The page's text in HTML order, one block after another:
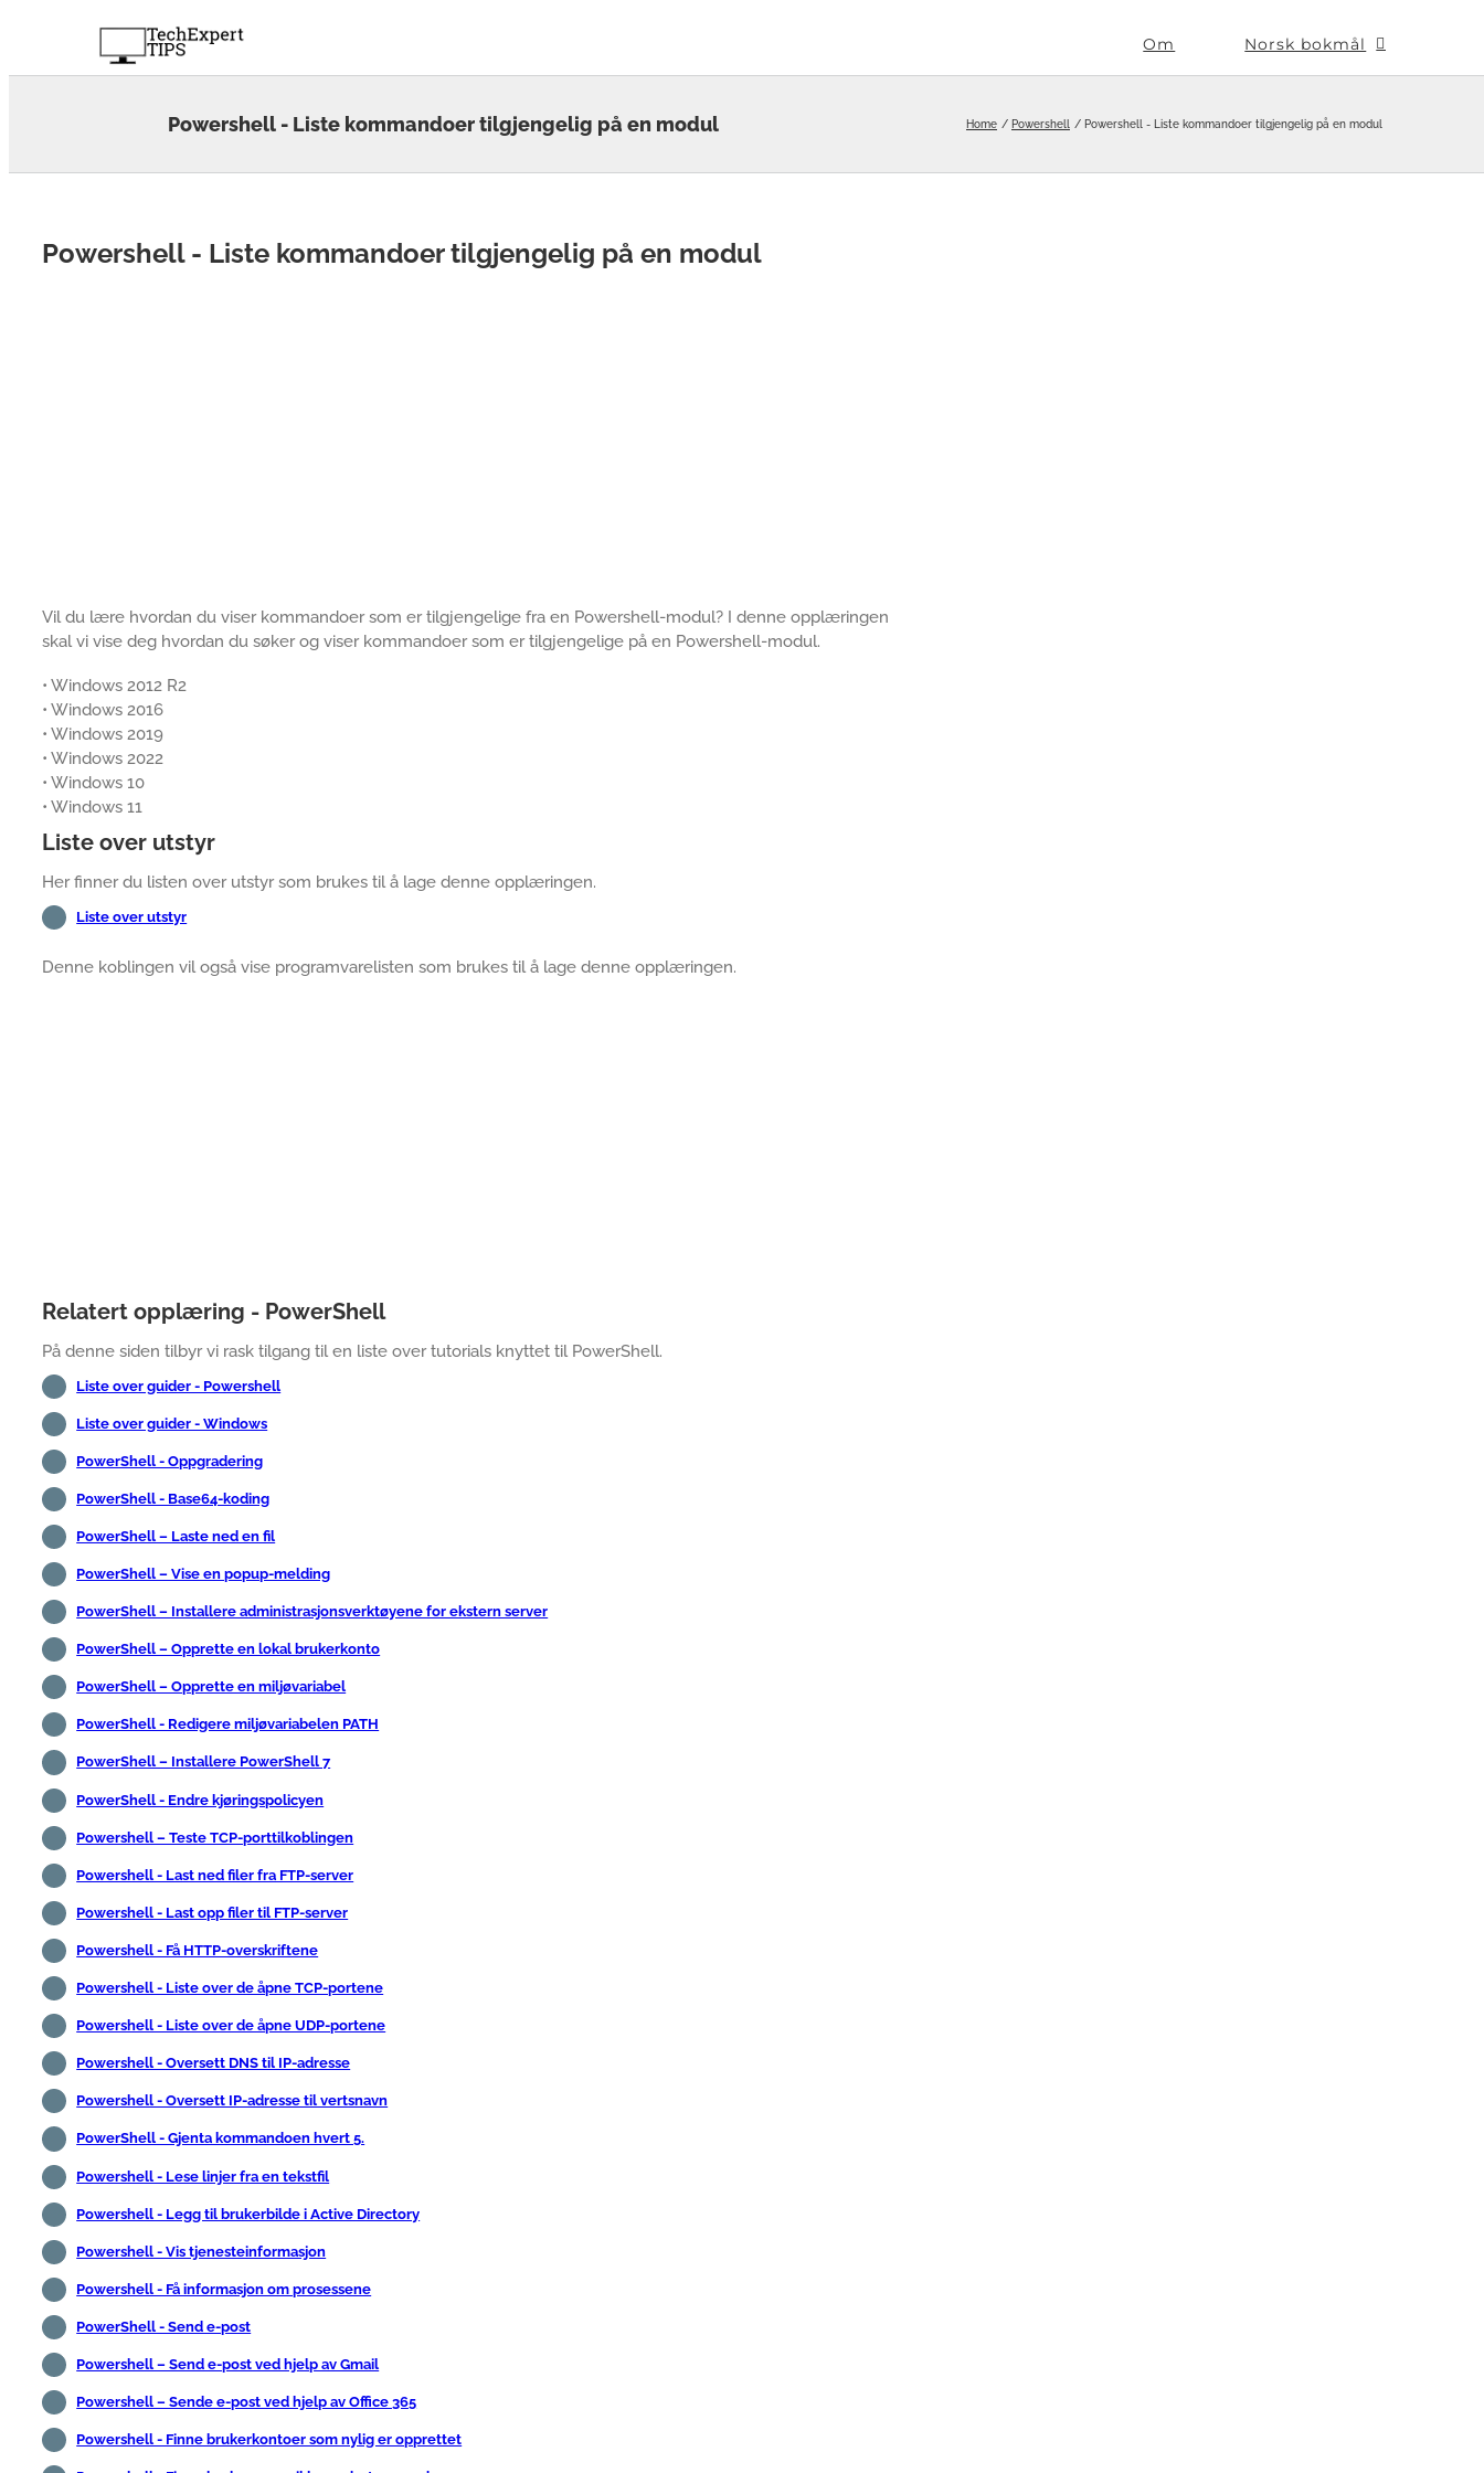
Om Norsk bokmål
Powershell - Liste kommandoer tilgjengelig på en modul Home Powershell Powershell - Liste kommandoer tilgjengelig på en modul
Powershell - Liste kommandoer tilgjengelig på en modul
Vil du lære hvordan du viser kommandoer som er tilgjengelige fra en Powershell-modul? I denne opplæringen
skal vi vise deg hvordan du søker og viser kommandoer som er tilgjengelige på en Powershell-modul.
• Windows 2012 R2
• Windows 2016
• Windows 2019
• Windows 2022
• Windows 10
• Windows 11
Liste over utstyr
Her finner du listen over utstyr som brukes til å lage denne opplæringen.
Liste over utstyr
Denne koblingen vil også vise programvarelisten som brukes til å lage denne opplæringen.
Relatert opplæring - PowerShell
På denne siden tilbyr vi rask tilgang til en liste over tutorials knyttet til PowerShell.
Liste over guider - Powershell
Liste over guider - Windows
PowerShell - Oppgradering
PowerShell - Base64-koding
PowerShell – Laste ned en fil
PowerShell – Vise en popup-melding
PowerShell – Installere administrasjonsverktøyene for ekstern server
PowerShell – Opprette en lokal brukerkonto
PowerShell – Opprette en miljøvariabel
PowerShell - Redigere miljøvariabelen PATH
PowerShell – Installere PowerShell 7
PowerShell - Endre kjøringspolicyen
Powershell – Teste TCP-porttilkoblingen
Powershell - Last ned filer fra FTP-server
Powershell - Last opp filer til FTP-server
Powershell - Få HTTP-overskriftene
Powershell - Liste over de åpne TCP-portene
Powershell - Liste over de åpne UDP-portene
Powershell - Oversett DNS til IP-adresse
Powershell - Oversett IP-adresse til vertsnavn
PowerShell - Gjenta kommandoen hvert 5.
Powershell - Lese linjer fra en tekstfil
Powershell - Legg til brukerbilde i Active Directory
Powershell - Vis tjenesteinformasjon
Powershell - Få informasjon om prosessene
PowerShell - Send e-post
Powershell – Send e-post ved hjelp av Gmail
Powershell – Sende e-post ved hjelp av Office 365
Powershell - Finne brukerkontoer som nylig er opprettet